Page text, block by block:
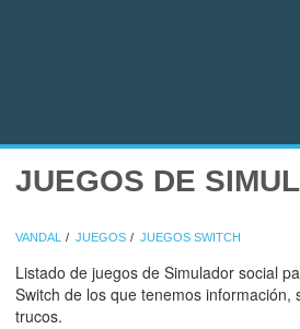
JUEGOS DE
VANDAL JUEGOS JUEGOS SWITCH
Listado de juegos de Simulador social
Switch de los que tenemos
trucos.